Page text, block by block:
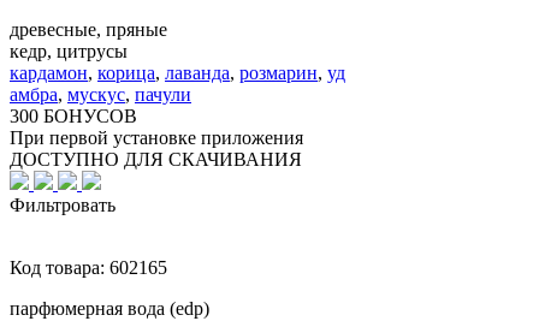
древесные, пряные
кедр, цитрусы
кардамон, корица, лаванда, розмарин, уд
амбра, мускус, пачули
300 БОНУСОВ
При первой установке приложения
ДОСТУПНО ДЛЯ СКАЧИВАНИЯ
Фильтровать
Код товара: 602165
парфюмерная вода (edp)